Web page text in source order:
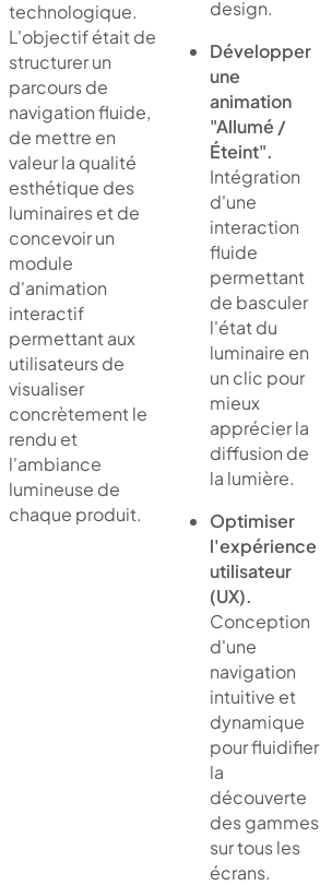
technologique.
L'objectif était de
structurer un
parcours de
navigation fluide,
de mettre en
valeur la qualité
esthétique des
luminaires et de
concevoir un
module
d'animation
interactif
permettant aux
utilisateurs de
visualiser
concrètement le
rendu et
l'ambiance
lumineuse de
chaque produit.
design.
Développer
une
animation
"Allumé /
Éteint".
Intégration
d'une
interaction
fluide
permettant
de basculer
l'état du
luminaire en
un clic pour
mieux
apprécier la
diffusion de
la lumière.
Optimiser
l'expérience
utilisateur
(UX).
Conception
d'une
navigation
intuitive et
dynamique
pour fluidifier
la
découverte
des gammes
sur tous les
écrans.